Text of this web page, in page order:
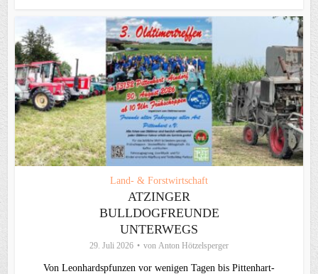
Land- & Forstwirtschaft
ATZINGER
BULLDOGFREUNDE
UNTERWEGS
29. Juli 2026 von Anton Hötzelsperger
Von Leonhardspfunzen vor wenigen Tagen bis Pittenhart-